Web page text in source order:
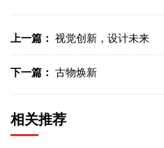
上一篇： 视觉创新，设计未来
下一篇： 古物焕新
相关推荐